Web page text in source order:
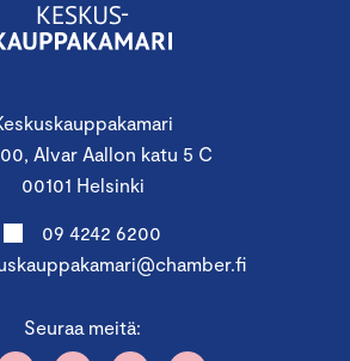
Alvar Aallon katu 5 C
00101 Helsinki
09 4242 6200
Seuraa meitä: